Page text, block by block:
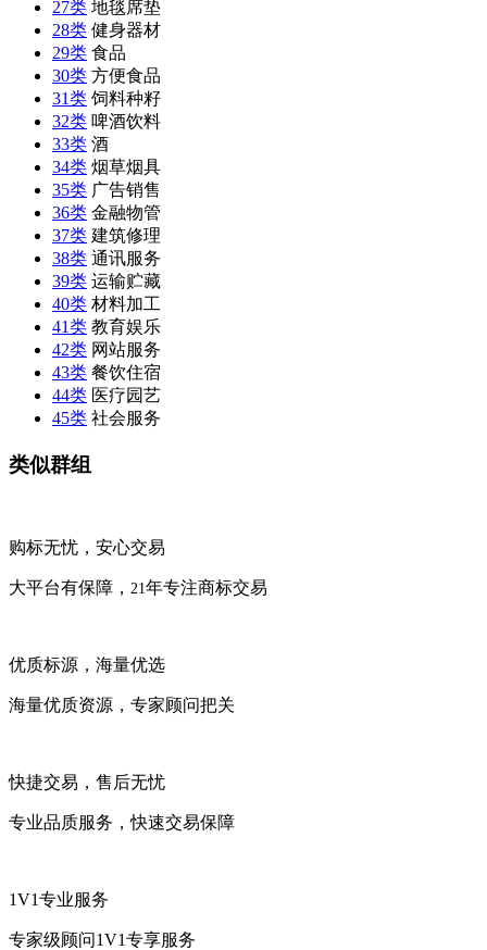
27类 地毯席垫
28类 健身器材
29类 食品
30类 方便食品
31类 饲料种籽
32类 啤酒饮料
33类 酒
34类 烟草烟具
35类 广告销售
36类 金融物管
37类 建筑修理
38类 通讯服务
39类 运输贮藏
40类 材料加工
41类 教育娱乐
42类 网站服务
43类 餐饮住宿
44类 医疗园艺
45类 社会服务
类似群组
购标无忧，安心交易
大平台有保障， 21年专注商标交易
优质标源，海量优选
海量优质资源，专家顾问把关
快捷交易，售后无忧
专业品质服务，快速交易保障
1V1专业服务
专家级顾问1V1专享服务